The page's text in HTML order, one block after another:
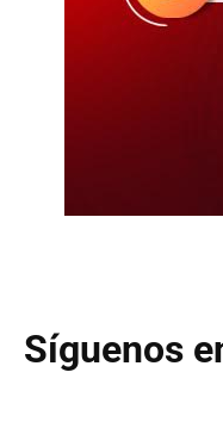
Síguenos